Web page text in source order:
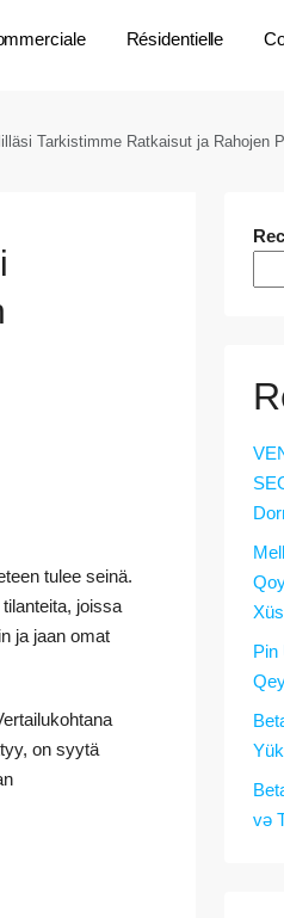
Résidentielle
Tarkistimme Ratkaisut ja Rahojen
tulee seinä.
joissa
ja jaan omat
on syytä
Pin
və